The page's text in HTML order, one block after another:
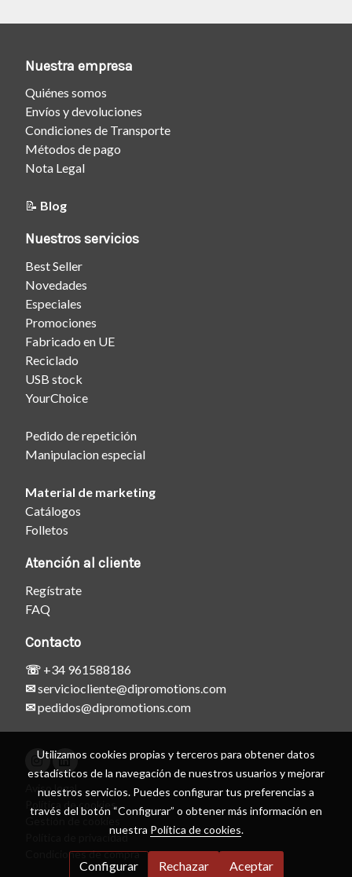
Nuestra empresa
Quiénes somos
Envíos y devoluciones
Condiciones de Transporte
Métodos de pago
Nota Legal
📝 Blog
Nuestros servicios
Best Seller
Novedades
Especiales
Promociones
Fabricado en UE
Reciclado
USB stock
YourChoice
Pedido de repetición
Manipulacion especial
Material de marketing
Catálogos
Folletos
Atención al cliente
Regístrate
FAQ
Contacto
☏ +34 961588186
✉serviciocliente@dipromotions.com
✉pedidos@dipromotions.com
Aviso legal
Política de cookies
Política de privacidad
Condiciones de compra
Utilizamos cookies propias y terceros para obtener datos
estadísticos de la navegación de nuestros usuarios y mejorar
nuestros servicios. Puedes configurar tus preferencias a
través del botón “Configurar” o obtener más información en
nuestra Política de cookies.
Configurar Rechazar Aceptar